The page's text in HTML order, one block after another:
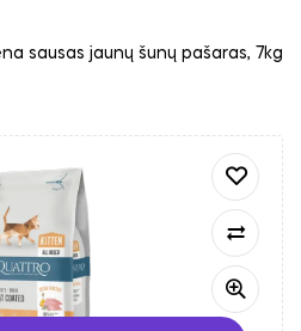
sausas jaunų šunų pašaras, 7kg